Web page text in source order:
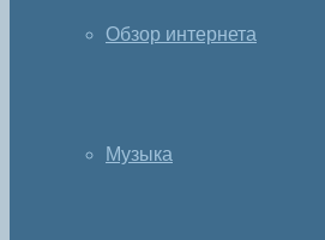
Обзор интернета
Музыка